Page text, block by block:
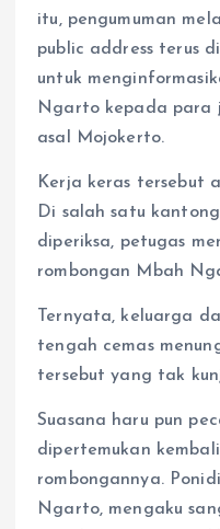
itu, pengumuman
public address terus
untuk
Ngarto kepada para
asal Mojokerto.
Kerja keras tersebut
Di salah satu
diperiksa, petugas
rombongan Mbah
Ternyata, keluarga
tengah cemas
tersebut yang tak
Suasana haru pun
dipertemukan
rombongannya.
Ngarto, mengaku